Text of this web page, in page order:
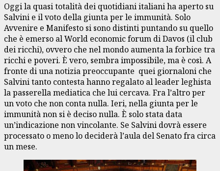
Oggi la quasi totalità dei quotidiani italiani ha aperto su
Salvini e il voto della giunta per le immunità. Solo
Avvenire e Manifesto si sono distinti puntando su quello
che è emerso al World economic forum di Davos (il club
dei ricchi), ovvero che nel mondo aumenta la forbice tra
ricchi e poveri. È vero, sembra impossibile, ma è così. A
fronte di una notizia preoccupante quei giornaloni che
Salvini tanto contesta hanno regalato al leader leghista
la passerella mediatica che lui cercava. Fra l’altro per
un voto che non conta nulla. Ieri, nella giunta per le
immunità non si è deciso nulla. È solo stata data
un’indicazione non vincolante. Se Salvini dovrà essere
processato o meno lo deciderà l’aula del Senato fra circa
un mese.